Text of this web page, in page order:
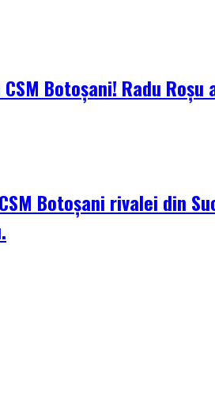
Botoșani! Radu
Botoșani rivalei din